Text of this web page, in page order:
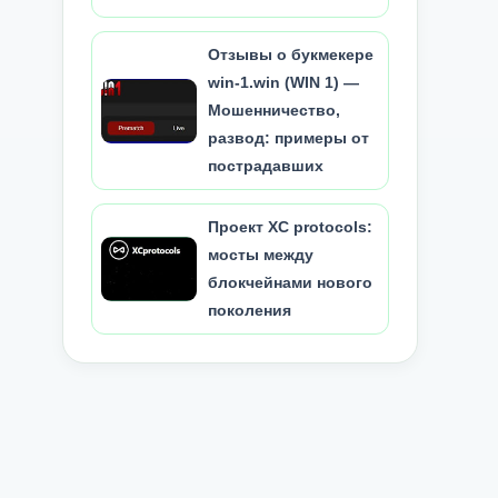
Отзывы о букмекере
win-1.win (WIN 1) —
Мошенничество,
развод: примеры от
пострадавших
Проект XC protocols:
мосты между
блокчейнами нового
поколения